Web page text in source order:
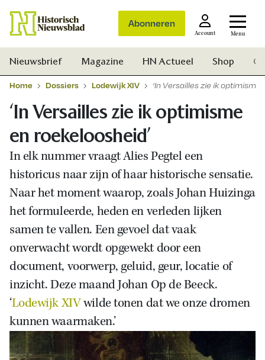
Abonneren
Account Menu
Zoek
Nieuwsbrief Magazine HN Actueel Shop
Home Dossiers Lodewijk XIV ‘In Versailles zie ik optimisme
‘In Versailles zie ik optimisme
en roekeloosheid’
In elk nummer vraagt Alies Pegtel een
historicus naar zijn of haar historische sensatie.
Naar het moment waarop, zoals Johan Huizinga
het formuleerde, heden en verleden lijken
samen te vallen. Een gevoel dat vaak
onverwacht wordt opgewekt door een
document, voorwerp, geluid, geur, locatie of
inzicht. Deze maand Johan Op de Beeck.
‘Lodewijk XIVwilde tonen dat we onze dromen
kunnen waarmaken.’